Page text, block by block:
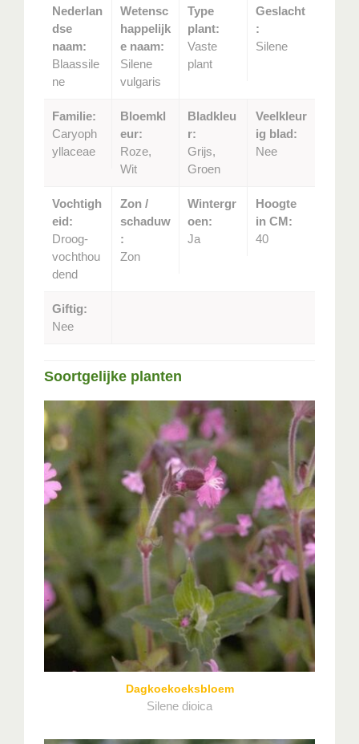
Nederlan
dse
naam:
Blaassile
ne
Wetensc
happelijk
e naam:
Silene
vulgaris
Type
plant:
Vaste
plant
Geslacht
:
Silene
Familie:
Caryoph
yllaceae
Bloemkl
eur:
Roze,
Wit
Bladkleu
r:
Grijs,
Groen
Veelkleur
ig blad:
Nee
Vochtigh
eid:
Droog-
vochthou
dend
Zon /
schaduw
:
Zon
Wintergr
oen:
Ja
Hoogte
in CM:
40
Giftig:
Nee
Soortgelijke planten
Dagkoekoeksbloem
Silene dioica